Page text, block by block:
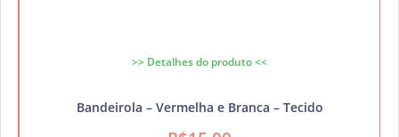
>> Detalhes do produto <<
Bandeirola – Vermelha e Branca – Tecido